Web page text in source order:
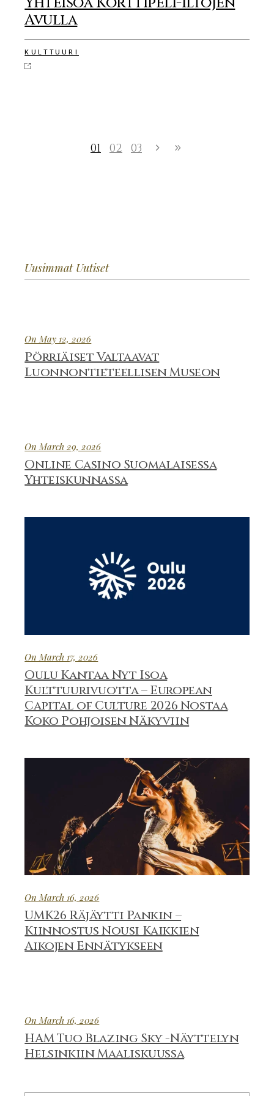
Avulla
KULTTUURI
01 02 03
Uusimmat Uutiset
On May 12, 2026
Pörriäiset Valtaavat
Luonnontieteellisen Museon
On March 29, 2026
Online Casino Suomalaisessa
Yhteiskunnassa
On March 17, 2026
Oulu Kantaa Nyt Isoa
Kulttuurivuotta – European
Capital of Culture 2026 Nostaa
Koko Pohjoisen Näkyviin
On March 16, 2026
UMK26 Räjäytti Pankin –
Kiinnostus Nousi Kaikkien
Aikojen Ennätykseen
On March 16, 2026
HAM Tuo Blazing Sky -Näyttelyn
Helsinkiin Maaliskuussa